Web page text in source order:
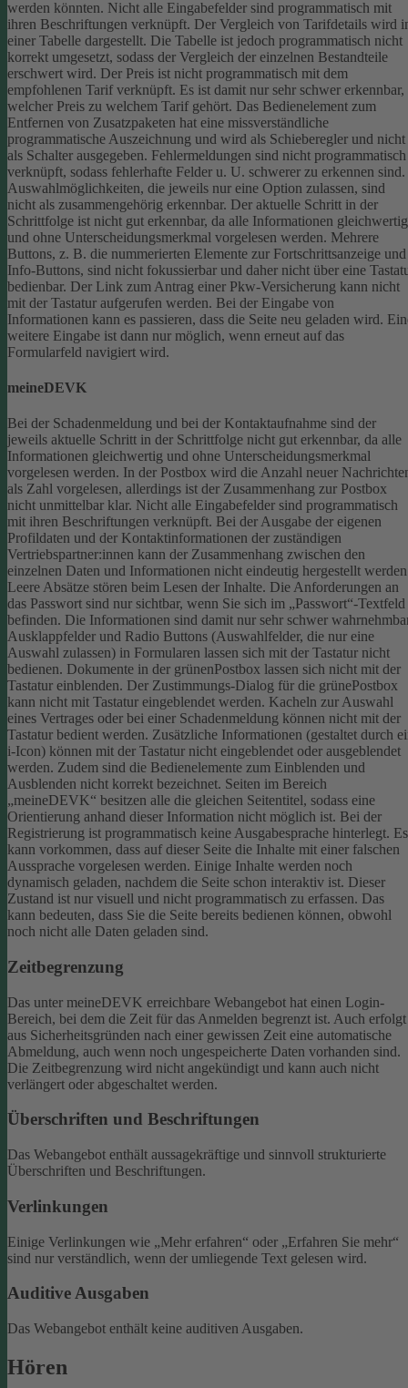
werden könnten. Nicht alle Eingabefelder sind programmatisch mit
ihren Beschriftungen verknüpft. Der Vergleich von Tarifdetails wird
einer Tabelle dargestellt. Die Tabelle ist jedoch programmatisch nicht
korrekt umgesetzt, sodass der Vergleich der einzelnen Bestandteile
erschwert wird. Der Preis ist nicht programmatisch mit dem
empfohlenen Tarif verknüpft. Es ist damit nur sehr schwer erkennbar,
welcher Preis zu welchem Tarif gehört. Das Bedienelement zum
Entfernen von Zusatzpaketen hat eine missverständliche
programmatische Auszeichnung und wird als Schieberegler und nicht
als Schalter ausgegeben. Fehlermeldungen sind nicht programmatisch
verknüpft, sodass fehlerhafte Felder u. U. schwerer zu erkennen sind.
Auswahlmöglichkeiten, die jeweils nur eine Option zulassen, sind
nicht als zusammengehörig erkennbar. Der aktuelle Schritt in der
Schrittfolge ist nicht gut erkennbar, da alle Informationen gleichwertig
und ohne Unterscheidungsmerkmal vorgelesen werden. Mehrere
Buttons, z. B. die nummerierten Elemente zur Fortschrittsanzeige und
Info-Buttons, sind nicht fokussierbar und daher nicht über eine
bedienbar. Der Link zum Antrag einer Pkw-Versicherung kann nicht
mit der Tastatur aufgerufen werden. Bei der Eingabe von
Informationen kann es passieren, dass die Seite neu geladen wird.
weitere Eingabe ist dann nur möglich, wenn erneut auf das
Formularfeld navigiert wird.
meineDEVK
Bei der Schadenmeldung und bei der Kontaktaufnahme sind der
jeweils aktuelle Schritt in der Schrittfolge nicht gut erkennbar, da alle
Informationen gleichwertig und ohne Unterscheidungsmerkmal
vorgelesen werden. In der Postbox wird die Anzahl neuer
als Zahl vorgelesen, allerdings ist der Zusammenhang zur Postbox
nicht unmittelbar klar. Nicht alle Eingabefelder sind programmatisch
mit ihren Beschriftungen verknüpft. Bei der Ausgabe der eigenen
Profildaten und der Kontaktinformationen der zuständigen
Vertriebspartner:innen kann der Zusammenhang zwischen den
einzelnen Daten und Informationen nicht eindeutig hergestellt
Leere Absätze stören beim Lesen der Inhalte. Die Anforderungen an
das Passwort sind nur sichtbar, wenn Sie sich im „Passwort“-Textfeld
befinden. Die Informationen sind damit nur sehr schwer
Ausklappfelder und Radio Buttons (Auswahlfelder, die nur eine
Auswahl zulassen) in Formularen lassen sich mit der Tastatur nicht
bedienen. Dokumente in der grünenPostbox lassen sich nicht mit der
Tastatur einblenden. Der Zustimmungs-Dialog für die grünePostbox
kann nicht mit Tastatur eingeblendet werden. Kacheln zur Auswahl
eines Vertrages oder bei einer Schadenmeldung können nicht mit der
Tastatur bedient werden. Zusätzliche Informationen (gestaltet durch
i-Icon) können mit der Tastatur nicht eingeblendet oder ausgeblendet
werden. Zudem sind die Bedienelemente zum Einblenden und
Ausblenden nicht korrekt bezeichnet. Seiten im Bereich
„meineDEVK“ besitzen alle die gleichen Seitentitel, sodass eine
Orientierung anhand dieser Information nicht möglich ist. Bei der
Registrierung ist programmatisch keine Ausgabesprache hinterlegt. Es
kann vorkommen, dass auf dieser Seite die Inhalte mit einer falschen
Aussprache vorgelesen werden. Einige Inhalte werden noch
dynamisch geladen, nachdem die Seite schon interaktiv ist. Dieser
Zustand ist nur visuell und nicht programmatisch zu erfassen. Das
kann bedeuten, dass Sie die Seite bereits bedienen können, obwohl
noch nicht alle Daten geladen sind.
Zeitbegrenzung
Das unter meineDEVK erreichbare Webangebot hat einen Login-
Bereich, bei dem die Zeit für das Anmelden begrenzt ist. Auch erfolgt
aus Sicherheitsgründen nach einer gewissen Zeit eine automatische
Abmeldung, auch wenn noch ungespeicherte Daten vorhanden sind.
Die Zeitbegrenzung wird nicht angekündigt und kann auch nicht
verlängert oder abgeschaltet werden.
Überschriften und Beschriftungen
Das Webangebot enthält aussagekräftige und sinnvoll strukturierte
Überschriften und Beschriftungen.
Verlinkungen
Einige Verlinkungen wie „Mehr erfahren“ oder „Erfahren Sie mehr“
sind nur verständlich, wenn der umliegende Text gelesen wird.
Auditive Ausgaben
Das Webangebot enthält keine auditiven Ausgaben.
Hören